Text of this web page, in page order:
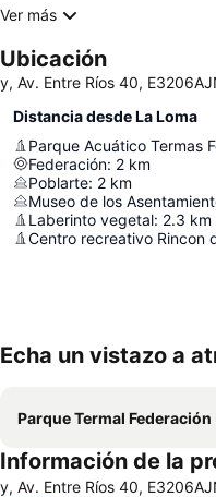
Ver más
Ubicación
y, Av. Entre Ríos 40,
Distancia desde La Loma
Parque Acuático Termas
Federación: 2 km
Poblarte: 2 km
Museo de los
Laberinto vegetal: 2.3 km
Centro recreativo Rincon
Echa un vistazo a
Parque Termal Federación
Información de la
y, Av. Entre Ríos 40,